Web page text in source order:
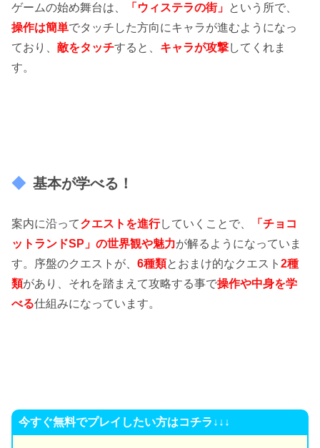
ゲームの始め舞台は、 「ウィステラの街」 という所で、
操作は簡単でタッチした方向にキャラが進むようになっ
ており、敵をタッチすると、 キャラが攻撃してくれま
す。
基本が学べる！
案内に沿ってクエストを進行していくことで、
「チョコ
ットランドSP」の世界観や魅力が解るようになっていま
す。序盤のクエストが、6種類とおまけ的なクエスト2種
類があり、それを踏まえて攻略する事で操作や中身を学
べる仕組みになっています。
今すぐ無料でプレイしたい方はコチラ↓↓↓